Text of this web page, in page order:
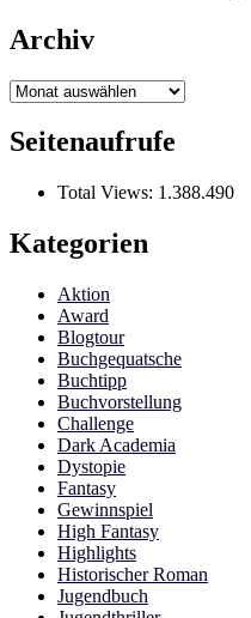
Archiv
Archiv
Seitenaufrufe
Total Views: 1.388.490
Kategorien
Aktion
Award
Blogtour
Buchgequatsche
Buchtipp
Buchvorstellung
Challenge
Dark Academia
Dystopie
Fantasy
Gewinnspiel
High Fantasy
Highlights
Historischer Roman
Jugendbuch